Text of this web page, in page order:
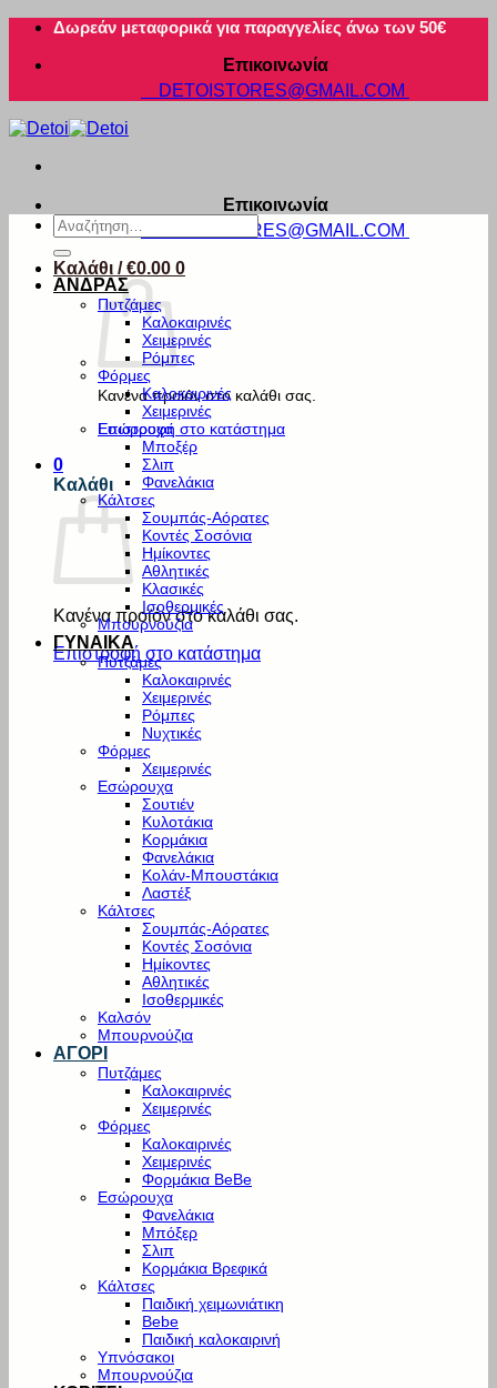
Μετάβαση
περιεχόμενο
Δωρεάν μεταφορικά για παραγγελίες άνω των 50€
Επικοινωνία
DETOISTORES@GMAIL.COM
Επικοινωνία
DETOISTORES@GMAIL.COM
Καλάθι /€0.00 0
Κανένα προϊόν στο καλάθι σας.
Επιστροφή στο κατάστημα
0
Καλάθι
Κανένα προϊόν στο καλάθι σας.
Επιστροφή στο κατάστημα
Αναζήτηση
για:
ΑΝΔΡΑΣ
Πυτζάμες
Καλοκαιρινές
Χειμερινές
Ρόμπες
Φόρμες
Καλοκαιρινές
Χειμερινές
Εσώρουχα
Μποξέρ
Σλιπ
Φανελάκια
Κάλτσες
Σουμπάς-Αόρατες
Κοντές Σοσόνια
Ημίκοντες
Αθλητικές
Κλασικές
Ισοθερμικές
Μπουρνούζια
ΓΥΝΑΙΚΑ
Πυτζάμες
Καλοκαιρινές
Χειμερινές
Ρόμπες
Νυχτικές
Φόρμες
Χειμερινές
Εσώρουχα
Σουτιέν
Κυλοτάκια
Κορμάκια
Φανελάκια
Κολάν-Μπουστάκια
Λαστέξ
Κάλτσες
Σουμπάς-Αόρατες
Κοντές Σοσόνια
Ημίκοντες
Αθλητικές
Ισοθερμικές
Καλσόν
Μπουρνούζια
ΑΓΟΡΙ
Πυτζάμες
Καλοκαιρινές
Χειμερινές
Φόρμες
Καλοκαιρινές
Χειμερινές
Φορμάκια BeBe
Εσώρουχα
Φανελάκια
Μπόξερ
Σλιπ
Κορμάκια Βρεφικά
Κάλτσες
Παιδική χειμωνιάτικη
Bebe
Παιδική καλοκαιρινή
Υπνόσακοι
Μπουρνούζια